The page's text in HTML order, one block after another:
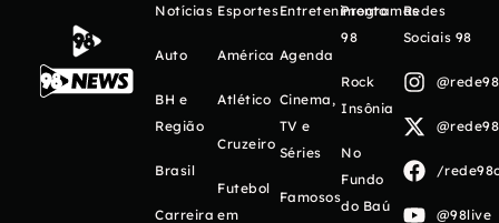
Notícias
Auto
BH e
Região
Brasil
Carreira
Esportes
América
Atlético
Cruzeiro
Futebol
em
Entretenimento
Agenda
Cinema,
TV e
Séries
Famosos
Programas
98
Rock
Insônia
No
Fundo
do Baú
Redes
Sociais 98
/
@98live